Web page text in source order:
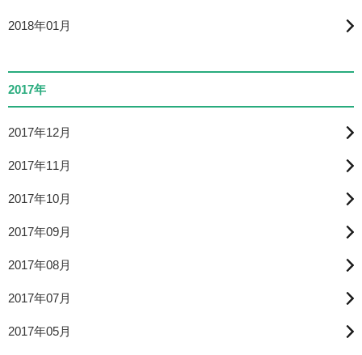
2018年01月
2017年
2017年12月
2017年11月
2017年10月
2017年09月
2017年08月
2017年07月
2017年05月